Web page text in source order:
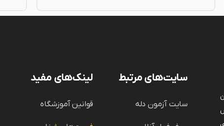
سایت‌های مرتبط
سایت آزمون دله
لینک‌های مفید
قوانین آموزشگاه